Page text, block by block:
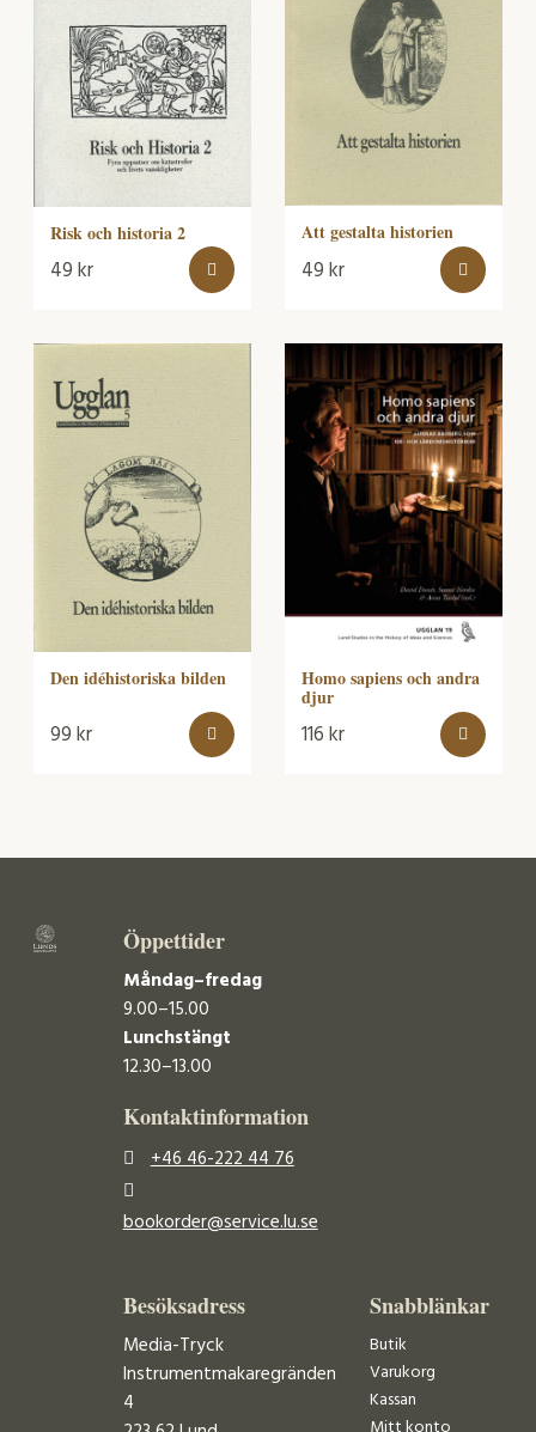
Risk och historia 2
49kr
Att gestalta historien
49kr
Den idéhistoriska bilden
99kr
Homo sapiens och andra
djur
116kr
Öppettider
Måndag–fredag
9.00–15.00
Lunchstängt
12.30–13.00
Kontaktinformation
+46 46-222 44 76
bookorder@service.lu.se
Besöksadress
Media-Tryck
Instrumentmakaregränden
4
Snabblänkar
Butik
Varukorg
Kassan